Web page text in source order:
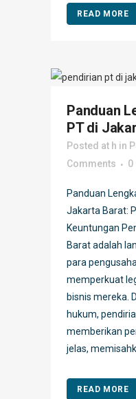
READ MORE
Panduan
PT di
Posted at h in
Comments
0
Panduan
Jakarta Barat:
Keuntungan
Barat adalah
para
memperkuat
bisnis mereka.
hukum,
memberikan
jelas,
READ MORE